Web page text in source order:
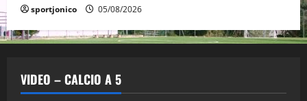
sportjonico 05/08/2026
VIDEO – CALCIO A 5